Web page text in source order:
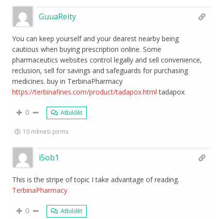
GuuaReity
You can keep yourself and your dearest nearby being
cautious when buying prescription online. Some
pharmaceutics websites control legally and sell convenience,
reclusion, sell for savings and safeguards for purchasing
medicines. buy in TerbinaPharmacy
https://terbinafines.com/product/tadapox.html tadapox
0 Atbildēt
10 mēneši pirms
i5ob1
This is the stripe of topic I take advantage of reading.
TerbinaPharmacy
0 Atbildēt